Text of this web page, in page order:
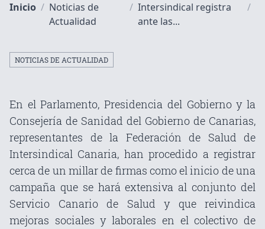
Inicio / Noticias de
Actualidad
/ Intersindical registra
ante las...
/
NOTICIAS DE ACTUALIDAD
En el Parlamento, Presidencia del Gobierno y la
Consejería de Sanidad del Gobierno de Canarias,
representantes de la Federación de Salud de
Intersindical Canaria, han procedido a registrar
cerca de un millar de firmas como el inicio de una
campaña que se hará extensiva al conjunto del
Servicio Canario de Salud y que reivindica
mejoras sociales y laborales en el colectivo de